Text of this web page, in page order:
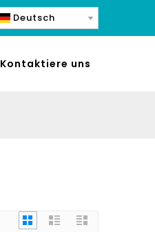
Deutsch
Kontaktiere uns